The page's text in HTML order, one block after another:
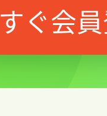
ぐ会